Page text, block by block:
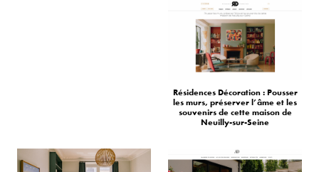
Résidences Décoration : Pousser
les murs, préserver l’âme et les
souvenirs de cette maison de
Neuilly-sur-Seine